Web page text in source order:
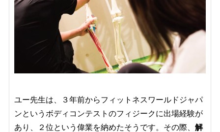
ユー先生は、３年前からフィットネスワールドジャパ
ンというボディコンテストのフィジークに出場経験が
あり、２位という偉業を納めたそうです。その際、 解